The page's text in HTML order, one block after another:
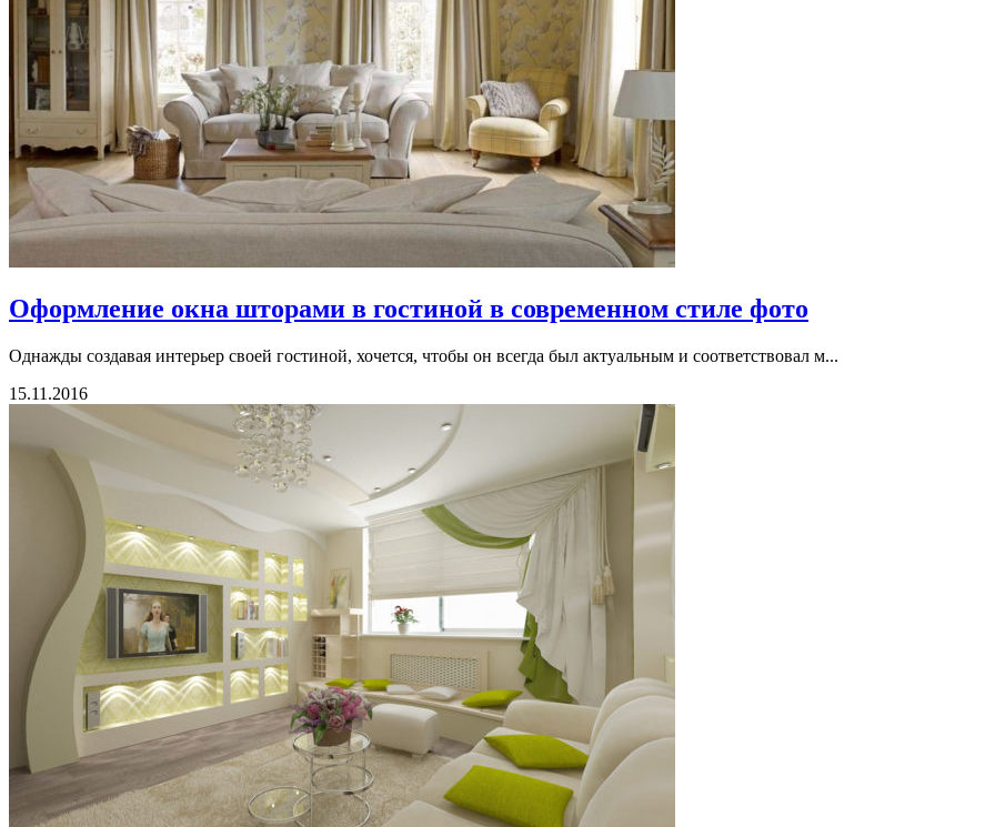
Оформление окна шторами в гостиной в современном стиле фото
Однажды создавая интерьер своей гостиной, хочется, чтобы он всегда был актуальным и соответствовал м...
15.11.2016